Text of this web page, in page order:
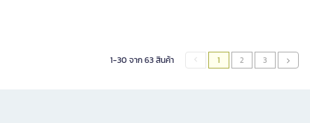
1-30 จาก 63 สินค้า 1 2 3